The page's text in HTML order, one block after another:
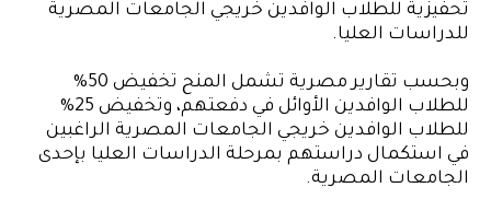
تحفيزية للطلاب الوافدين خريجي الجامعات المصرية
للدراسات العليا.
وبحسب تقارير مصرية تشمل المنح تخفيض 50%
للطلاب الوافدين الأوائل في دفعتهم، وتخفيض 25%
للطلاب الوافدين خريجي الجامعات المصرية الراغبين
في استكمال دراستهم بمرحلة الدراسات العليا بإحدى
الجامعات المصرية.